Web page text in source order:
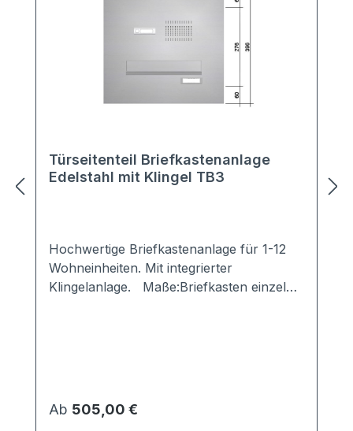
Türseitenteil Briefkastenanlage
Edelstahl mit Klingel TB3
Hochwertige Briefkastenanlage für 1-12
Wohneinheiten. Mit integrierter
Klingelanlage. Maße:Briefkasten einzeln:
Überstand: 60mm Material:Kasten,
Kastentür: Stahl verzinkt, pulverlackiert
Regulärer Preis:
Ab 505,00 €